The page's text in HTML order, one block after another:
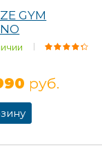
GYM
руб.